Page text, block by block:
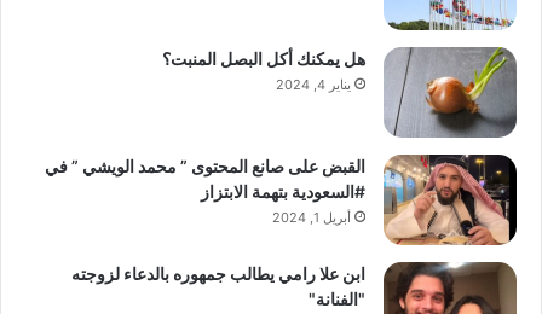
هل يمكنك أكل البصل المنبت؟
يناير 4, 2024
القبض على صانع المحتوى ” محمد الويشي ” في
#السعودية بتهمة الابتزاز
أبريل 1, 2024
ابن علا رامي يطالب جمهوره بالدعاء لزوجته
"الفنانة"